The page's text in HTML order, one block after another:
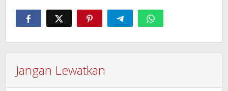
Jangan Lewatkan